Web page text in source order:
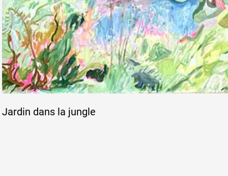
Jardin dans la jungle